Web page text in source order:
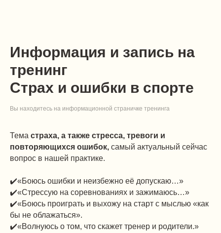
Информация и запись на
тренинг
Страх и ошибки в спорте
Вы находитесь на информационной страничке тренинга
Тема страха, а также стресса, тревоги и
повторяющихся ошибок, самый актуальный сейчас
вопрос в нашей практике.
✔️«Боюсь ошибки и неизбежно её допускаю…»
✔️«Стрессую на соревнованиях и зажимаюсь…»
✔️«Боюсь проиграть и выхожу на старт с мыслью «как
бы не облажаться».
✔️«Волнуюсь о том, что скажет тренер и родители.»